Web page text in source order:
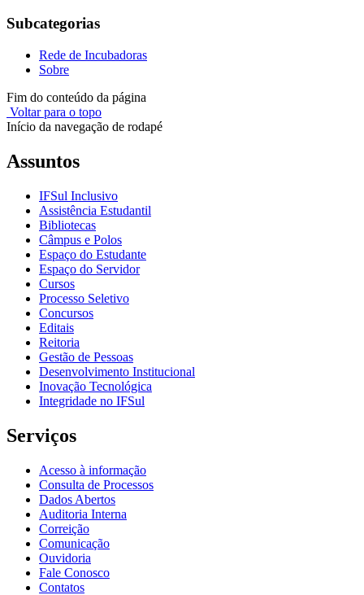
Subcategorias
Rede de Incubadoras
Sobre
Fim do conteúdo da página
Voltar para o topo
Início da navegação de rodapé
Assuntos
IFSul Inclusivo
Assistência Estudantil
Bibliotecas
Câmpus e Polos
Espaço do Estudante
Espaço do Servidor
Cursos
Processo Seletivo
Concursos
Editais
Reitoria
Gestão de Pessoas
Desenvolvimento Institucional
Inovação Tecnológica
Integridade no IFSul
Serviços
Acesso à informação
Consulta de Processos
Dados Abertos
Auditoria Interna
Correição
Comunicação
Ouvidoria
Fale Conosco
Contatos